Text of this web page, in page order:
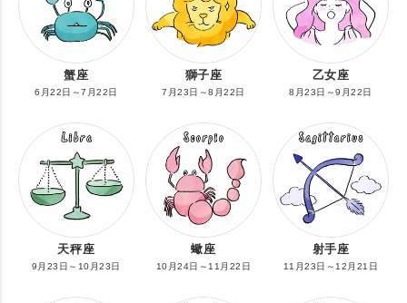
蟹座
6月22日～7月22日
獅子座
7月23日～8月22日
乙女座
8月23日～9月22日
天秤座
9月23日～10月23日
蠍座
10月24日～11月22日
射手座
11月23日～12月21日